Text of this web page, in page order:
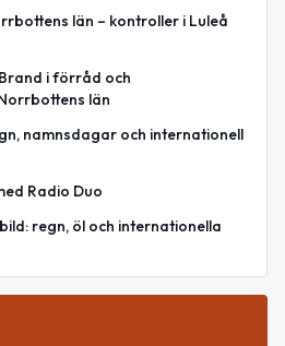
län – kontroller i Luleå
i förråd och
län
namnsdagar och internationell
Radio Duo
regn, öl och internationella